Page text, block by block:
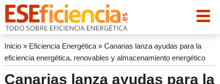
Inicio» Eficiencia Energética» Canarias lanza ayudas para la
eficiencia energética, renovables y almacenamiento energético
Canarias lanza ayudas para la